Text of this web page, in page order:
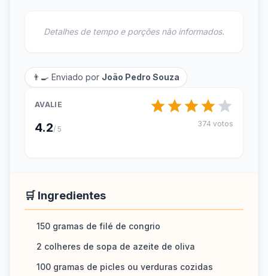
Detalhes de tempo e porções não informados.
👨‍🍳 Enviado por João Pedro Souza
AVALIE
4.2/ 5
374 votos
🛒 Ingredientes
150 gramas de filé de congrio
2 colheres de sopa de azeite de oliva
100 gramas de picles ou verduras cozidas